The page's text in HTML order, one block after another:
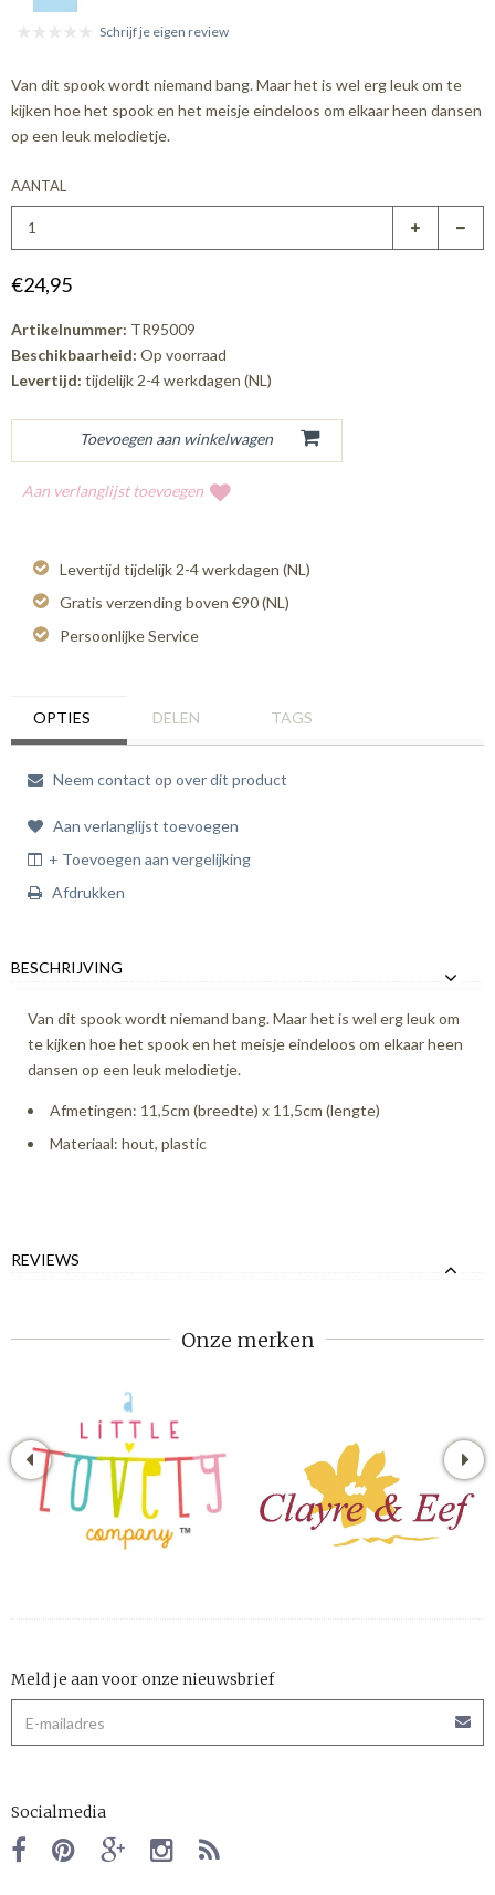
Schrijf je eigen review
Van dit spook wordt niemand bang. Maar het is wel erg leuk om te
kijken hoe het spook en het meisje eindeloos om elkaar heen dansen
op een leuk melodietje.
AANTAL
€24,95
Artikelnummer: TR95009
Beschikbaarheid: Op voorraad
Levertijd: tijdelijk 2-4 werkdagen (NL)
Aan verlanglijst toevoegen
Levertijd tijdelijk 2-4 werkdagen (NL)
Gratis verzending boven €90 (NL)
Persoonlijke Service
OPTIES DELEN TAGS
Neem contact op over dit product
Aan verlanglijst toevoegen
+ Toevoegen aan vergelijking
Afdrukken
BESCHRIJVING
Van dit spook wordt niemand bang. Maar het is wel erg leuk om
te kijken hoe het spook en het meisje eindeloos om elkaar heen
dansen op een leuk melodietje.
Afmetingen: 11,5cm (breedte) x 11,5cm (lengte)
Materiaal: hout, plastic
REVIEWS
Onze merken
Meld je aan voor onze nieuwsbrief
Socialmedia